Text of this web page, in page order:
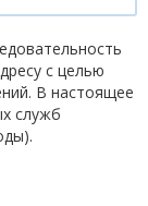
с целью
В настоящее
служб